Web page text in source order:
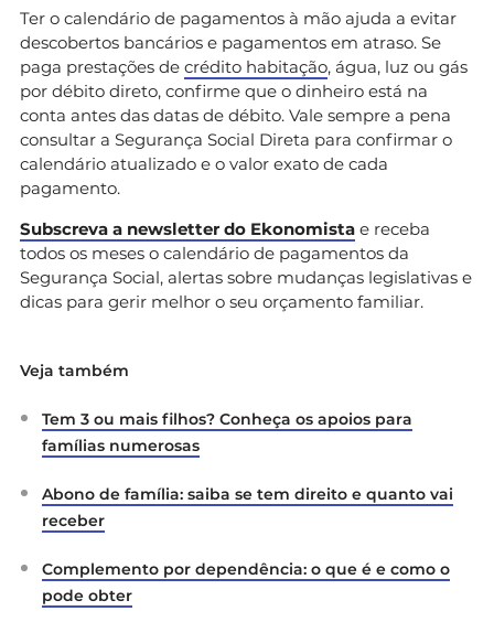
Ter o calendário de pagamentos à mão ajuda a evitar
descobertos bancários e pagamentos em atraso. Se
paga prestações de crédito habitação, água, luz ou gás
por débito direto, confirme que o dinheiro está na
conta antes das datas de débito. Vale sempre a pena
consultar a Segurança Social Direta para confirmar o
calendário atualizado e o valor exato de cada
pagamento.
Subscreva a newsletter do Ekonomista e receba
todos os meses o calendário de pagamentos da
Segurança Social, alertas sobre mudanças legislativas e
dicas para gerir melhor o seu orçamento familiar.
Veja também
Tem 3 ou mais filhos? Conheça os apoios para
famílias numerosas
Abono de família: saiba se tem direito e quanto vai
receber
Complemento por dependência: o que é e como o
pode obter